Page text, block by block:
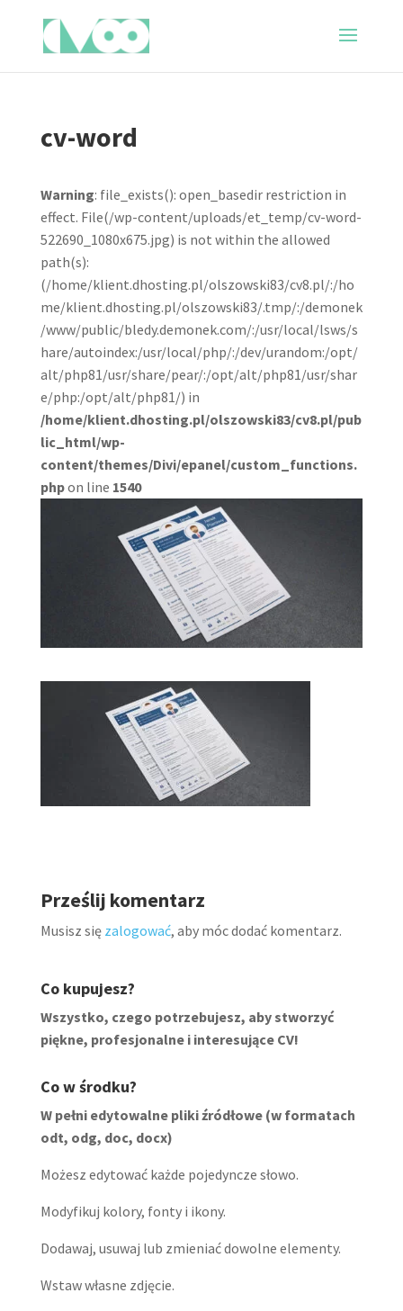
cv-word
Warning: file_exists(): open_basedir restriction in
effect. File(/wp-content/uploads/et_temp/cv-word-
522690_1080x675.jpg) is not within the allowed
path(s):
(/home/klient.dhosting.pl/olszowski83/cv8.pl/:/ho
me/klient.dhosting.pl/olszowski83/.tmp/:/demonek
/www/public/bledy.demonek.com/:/usr/local/lsws/s
hare/autoindex:/usr/local/php/:/dev/urandom:/opt/
alt/php81/usr/share/pear/:/opt/alt/php81/usr/shar
e/php:/opt/alt/php81/) in
/home/klient.dhosting.pl/olszowski83/cv8.pl/pub
lic_html/wp-
content/themes/Divi/epanel/custom_functions.
phpon line 1540
Prześlij komentarz
Musisz się zalogować, aby móc dodać komentarz.
Co kupujesz?
Wszystko, czego potrzebujesz, aby stworzyć
piękne, profesjonalne i interesujące CV!
Co w środku?
W pełni edytowalne pliki źródłowe (w formatach
odt, odg, doc, docx)
Możesz edytować każde pojedyncze słowo.
Modyfikuj kolory, fonty i ikony.
Dodawaj, usuwaj lub zmieniać dowolne elementy.
Wstaw własne zdjęcie.